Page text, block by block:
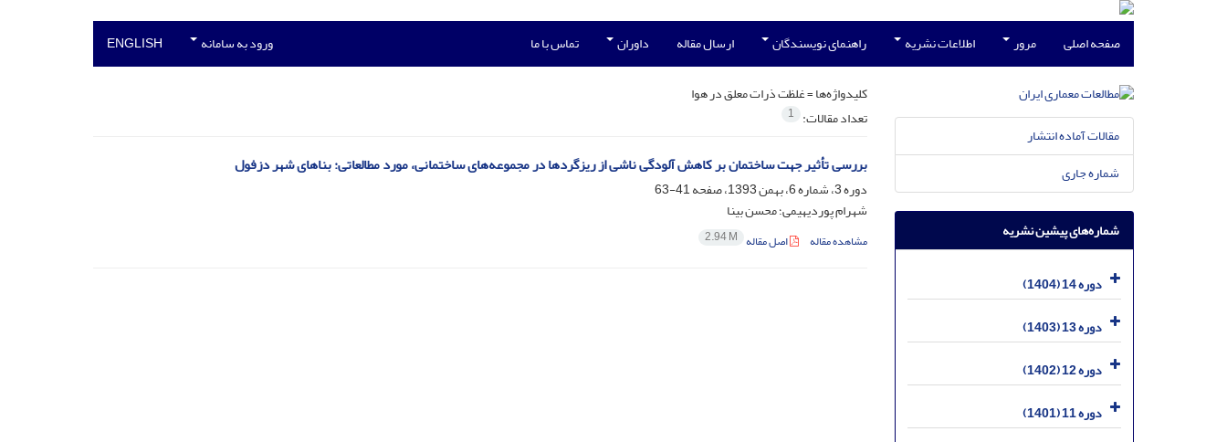
صفحه اصلی مرور اطلاعات نشریه راهنمای نویسندگان ارسال مقاله داوران تماس با ما ورود به سامانه ENGLISH
کلیدواژه‌ها =غلظت ذرات معلق در هوا
تعداد مقالات: 1
بررسی تأثیر جهت ساختمان بر کاهش آلودگی ناشی از ریزگردها در مجموعه‌های ساختمانی، مورد مطالعاتی: بناهای شهر دزفول
دوره 3، شماره 6، بهمن 1393، صفحه
41-63
شهرام پوردیهیمی؛ محسن بینا
مشاهده مقاله اصل مقاله 2.94 M
مقالات آماده انتشار
شماره جاری
شماره‌های پیشین نشریه
دوره 14 (1404)
دوره 13 (1403)
دوره 12 (1402)
دوره 11 (1401)